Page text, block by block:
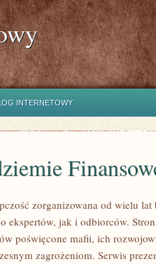
INTERNETOWY
zorganizowana od wielu
ekspertów, jak i odbiorców.
poświęcone mafii, ich
zagrożeniom. Serwis